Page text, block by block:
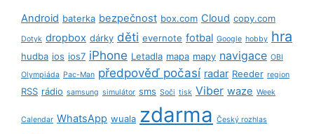
Android baterka bezpečnost box.com Cloud copy.com
Dotyk dropbox dárky děti evernote fotbal Google hobby hra
hudba ios ios7 iPhone Letadla mapa mapy navigace OBI
Olympiáda Pac-Man předpověď počasí radar Reeder region
RSS rádio samsung simulátor sms Soči tisk Viber waze Week
Calendar WhatsApp wuala zdarma Český rozhlas